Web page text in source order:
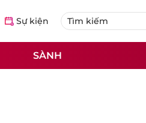
Sự kiện
SÀNH